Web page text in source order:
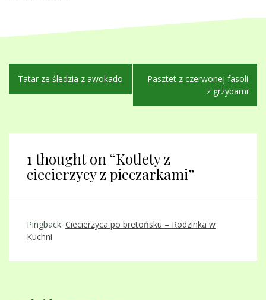
Nawigacja
wpisu
Tatar ze śledzia z awokado
Pasztet z czerwonej fasoli
z grzybami
1 thought on “Kotlety z
ciecierzycy z pieczarkami”
Pingback: Ciecierzyca po bretońsku – Rodzinka w
Kuchni